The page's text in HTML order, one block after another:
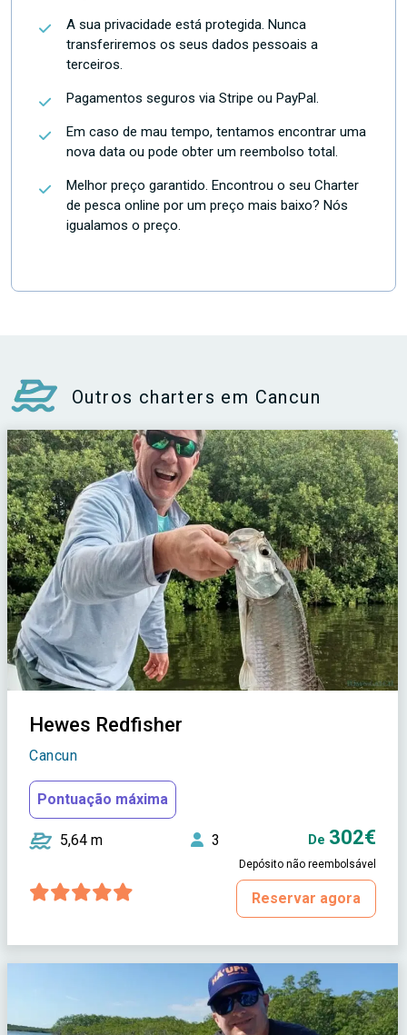
A sua privacidade está protegida. Nunca
transferiremos os seus dados pessoais a
terceiros.
Pagamentos seguros via Stripe ou PayPal.
Em caso de mau tempo, tentamos encontrar uma
nova data ou pode obter um reembolso total.
Melhor preço garantido. Encontrou o seu Charter
de pesca online por um preço mais baixo? Nós
igualamos o preço.
Outros charters em Cancun
Hewes Redfisher
Cancun
Pontuação máxima
5,64 m 3 De 302€
Depósito não reembolsável
Reservar agora